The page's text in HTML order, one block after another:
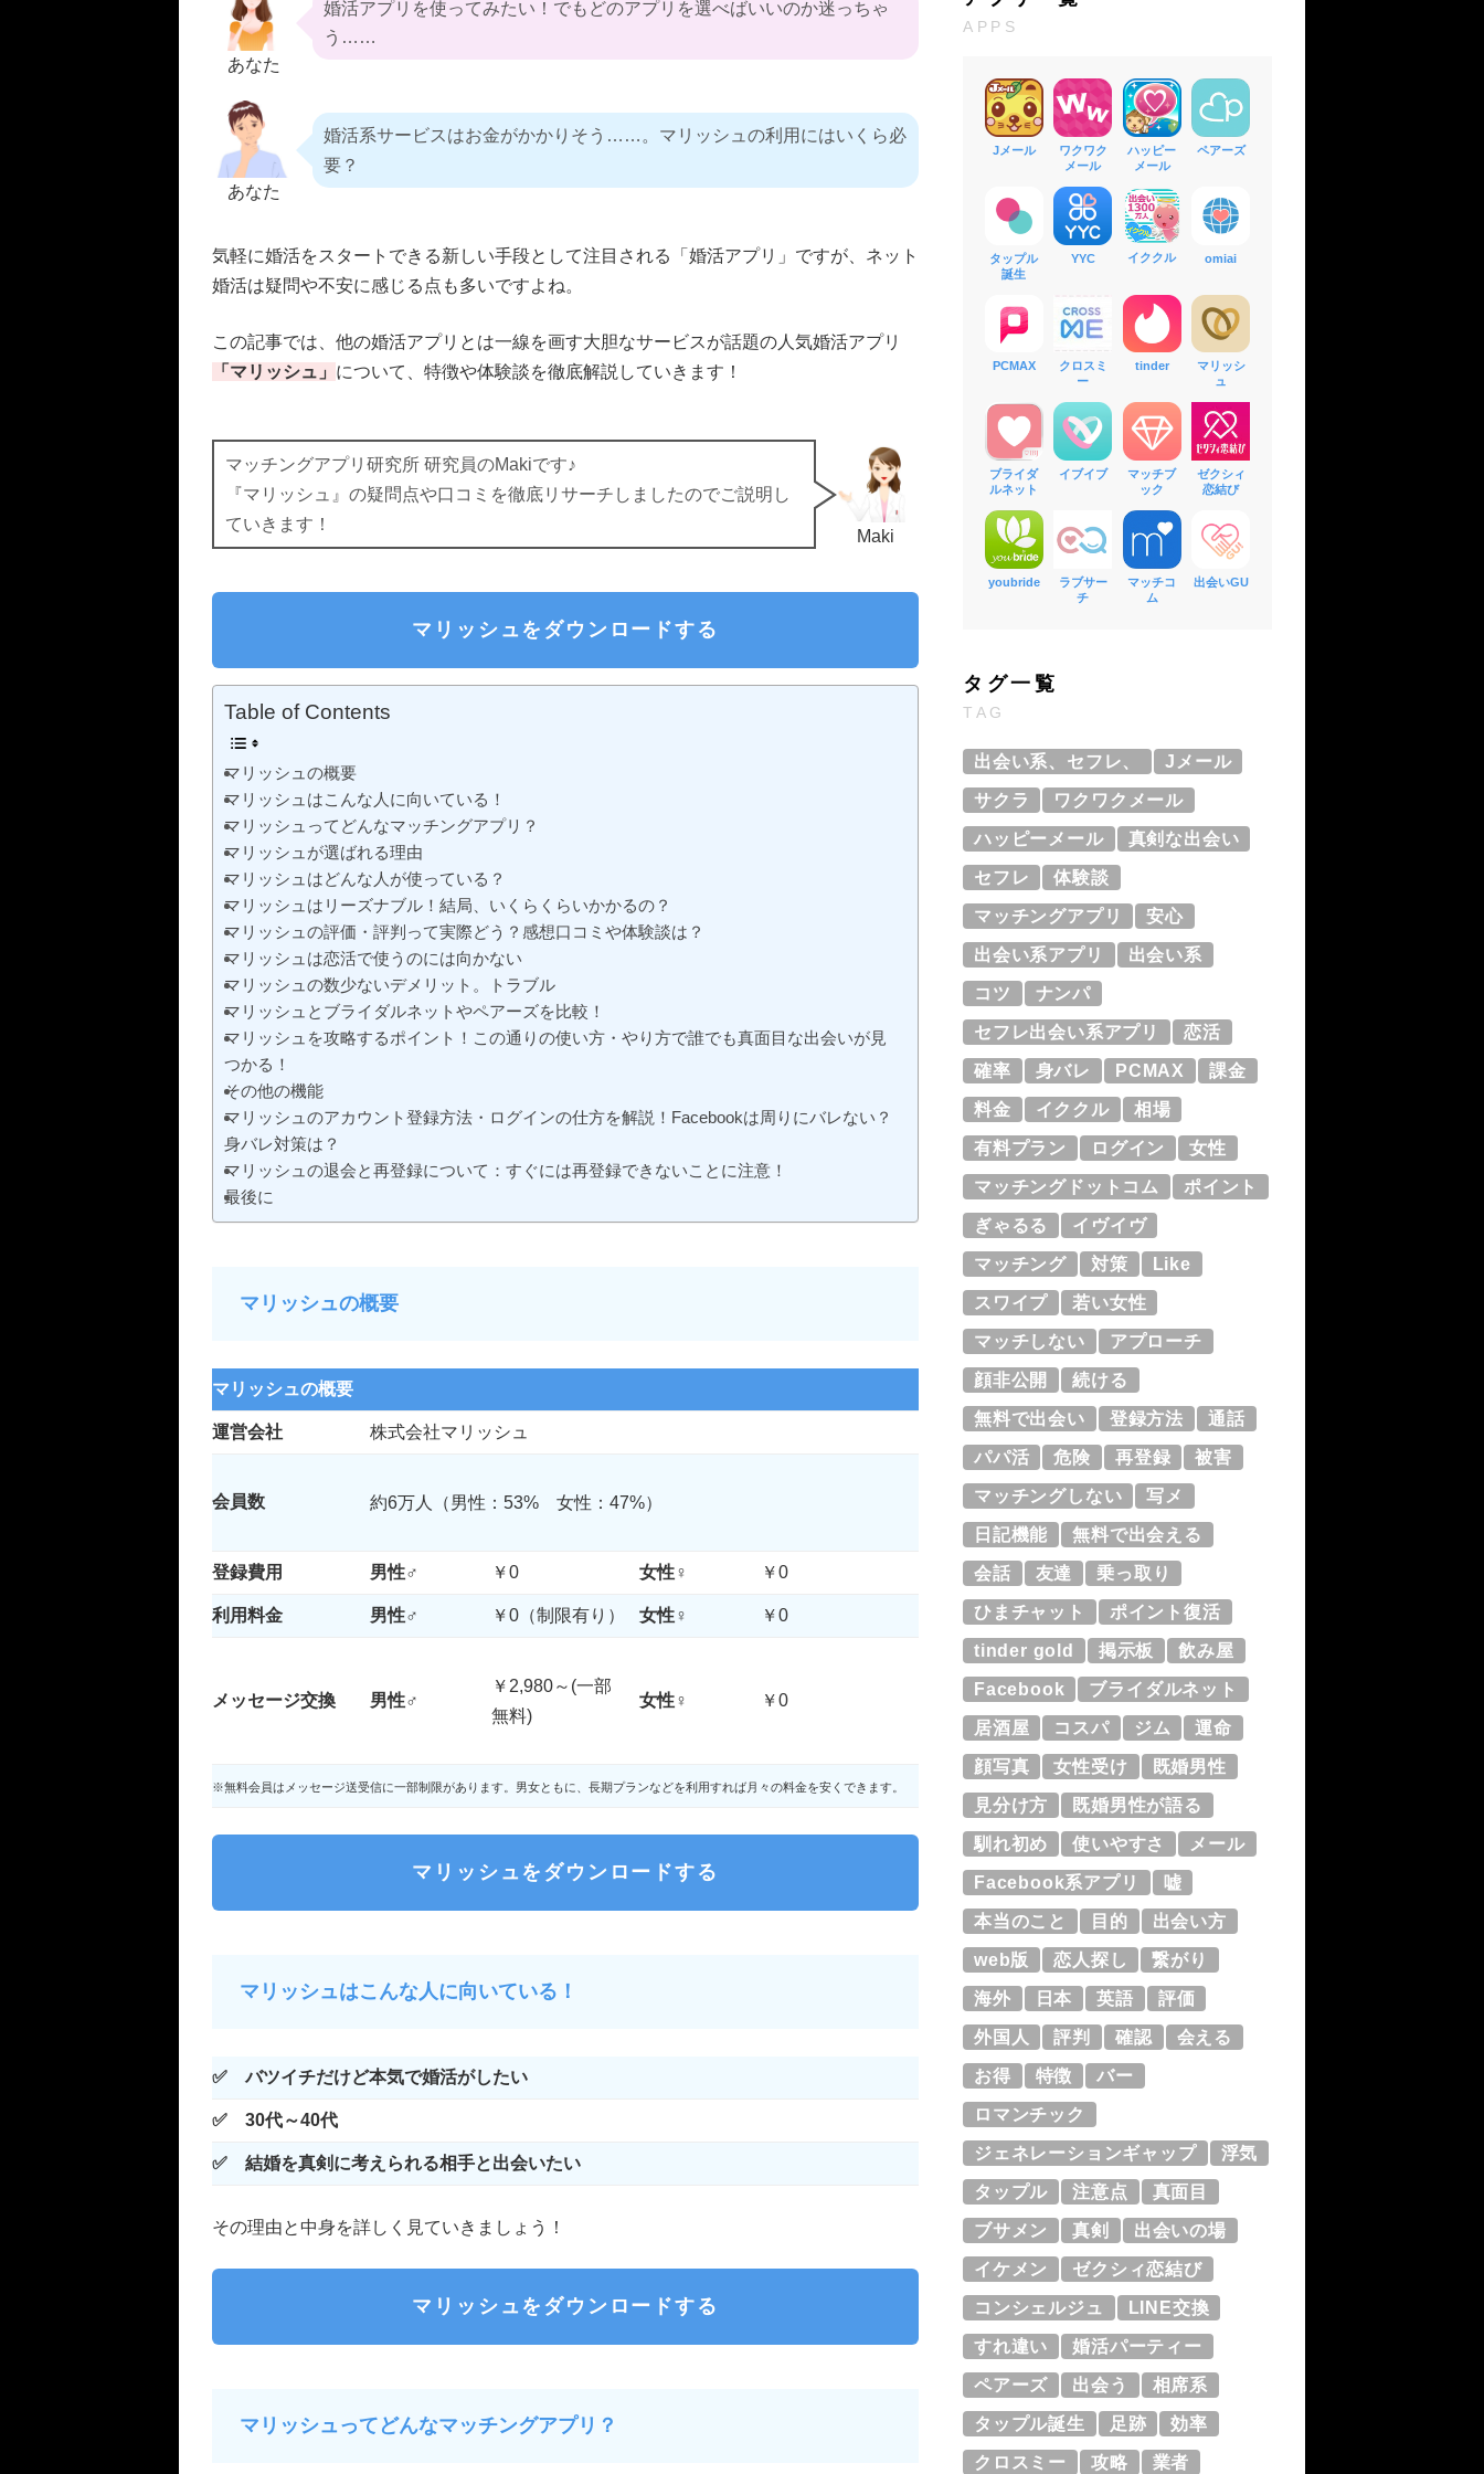
あなた
婚活アプリを使ってみたい！でもどのアプリを選べばいいのか迷っちゃ
う……
あなた
婚活系サービスはお金がかかりそう……。マリッシュの利用にはいくら必
要？
気軽に婚活をスタートできる新しい手段として注目される「婚活アプリ」ですが、ネット
婚活は疑問や不安に感じる点も多いですよね。
この記事では、他の婚活アプリとは一線を画す大胆なサービスが話題の人気婚活アプリ
「マリッシュ」 について、特徴や体験談を徹底解説していきます！
マッチングアプリ研究所 研究員のMakiです♪
『マリッシュ』の疑問点や口コミを徹底リサーチしましたのでご説明し
ていきます！
Maki
マリッシュをダウンロードする
Table of Contents
マリッシュの概要
マリッシュはこんな人に向いている！
マリッシュってどんなマッチングアプリ？
マリッシュが選ばれる理由
マリッシュはどんな人が使っている？
マリッシュはリーズナブル！結局、いくらくらいかかるの？
マリッシュの評価・評判って実際どう？感想口コミや体験談は？
マリッシュは恋活で使うのには向かない
マリッシュの数少ないデメリット。トラブル
マリッシュとブライダルネットやペアーズを比較！
マリッシュを攻略するポイント！この通りの使い方・やり方で誰でも真面目な出会いが見
つかる！
その他の機能
マリッシュのアカウント登録方法・ログインの仕方を解説！Facebookは周りにバレない？
身バレ対策は？
マリッシュの退会と再登録について：すぐには再登録できないことに注意！
最後に
マリッシュの概要
マリッシュの概要
運営会社 株式会社マリッシュ
会員数 約6万人（男性：53% 女性：47%）
登録費用 男性♂ ￥0 女性♀ ￥0
利用料金 男性♂ ￥0（制限有り） 女性♀ ￥0
メッセージ交換 男性♂
￥2,980～(一部
無料)
女性♀ ￥0
※無料会員はメッセージ送受信に一部制限があります。男女ともに、長期プランなどを利用すれば月々の料金を安くできます。
マリッシュをダウンロードする
マリッシュはこんな人に向いている！
✅ バツイチだけど本気で婚活がしたい
✅ 30代～40代
✅ 結婚を真剣に考えられる相手と出会いたい
その理由と中身を詳しく見ていきましょう！
マリッシュをダウンロードする
マリッシュってどんなマッチングアプリ？
APPS
Jメール
ワクワク
メール
ハッピー
メール
ペアーズ
タップル
誕生
YYC イククル omiai
PCMAX
クロスミ
ー
tinder
マリッシ
ュ
ブライダ
ルネット
イブイブ
マッチブ
ック
ゼクシィ
恋結び
youbride
ラブサー
チ
マッチコ
ム
出会いGU
タグ一覧
TAG
出会い系、セフレ、 Jメール
サクラ ワクワクメール
ハッピーメール 真剣な出会い
セフレ 体験談
マッチングアプリ 安心
出会い系アプリ 出会い系
コツ ナンパ
セフレ出会い系アプリ 恋活
確率 身バレ PCMAX 課金
料金 イククル 相場
有料プラン ログイン 女性
マッチングドットコム ポイント
ぎゃるる イヴイヴ
マッチング 対策 Like
スワイプ 若い女性
マッチしない アプローチ
顔非公開 続ける
無料で出会い 登録方法 通話
パパ活 危険 再登録 被害
マッチングしない 写メ
日記機能 無料で出会える
会話 友達 乗っ取り
ひまチャット ポイント復活
tinder gold 掲示板 飲み屋
Facebook ブライダルネット
居酒屋 コスパ ジム 運命
顔写真 女性受け 既婚男性
見分け方 既婚男性が語る
馴れ初め 使いやすさ メール
Facebook系アプリ 嘘
本当のこと 目的 出会い方
web版 恋人探し 繋がり
海外 日本 英語 評価
外国人 評判 確認 会える
お得 特徴 バー
ロマンチック
ジェネレーションギャップ 浮気
タップル 注意点 真面目
ブサメン 真剣 出会いの場
イケメン ゼクシィ恋結び
コンシェルジュ LINE交換
すれ違い 婚活パーティー
ペアーズ 出会う 相席系
タップル誕生 足跡 効率
クロスミー 攻略 業者